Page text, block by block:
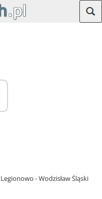
Legionowo - Wodzisław Śląski